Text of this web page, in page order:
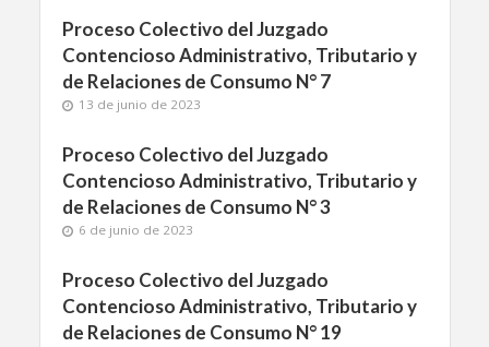
Proceso Colectivo del Juzgado
Contencioso Administrativo, Tributario y
de Relaciones de Consumo N° 7
13 de junio de 2023
Proceso Colectivo del Juzgado
Contencioso Administrativo, Tributario y
de Relaciones de Consumo N° 3
6 de junio de 2023
Proceso Colectivo del Juzgado
Contencioso Administrativo, Tributario y
de Relaciones de Consumo N° 19